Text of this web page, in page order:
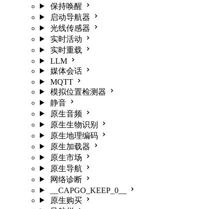
保持唤醒
启动导航器
光线传感器
实时活动
实时重载
LLM
媒体会话
MQTT
模拟位置检测器
静音
原生音频
原生生物识别
原生地理编码
原生加载器
原生市场
原生导航
网络诊断
__CAPGO_KEEP_0__
原生购买